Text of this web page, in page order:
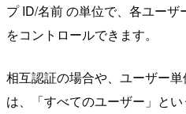
プ ID/名前 の単位で、各ユー
をコントロールできます。
相互認証の場合や、ユーザー
は、「すべてのユーザー」と